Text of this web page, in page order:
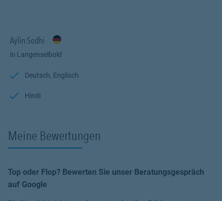
Ich freue mich darauf, Sie kennenzulernen!
Aylin Sodhi
Aylin Sodhi
in Langenselbold
Deutsch, Englisch
Hindi
Meine Bewertungen
Top oder Flop? Bewerten Sie unser Beratungsgespräch
auf Google